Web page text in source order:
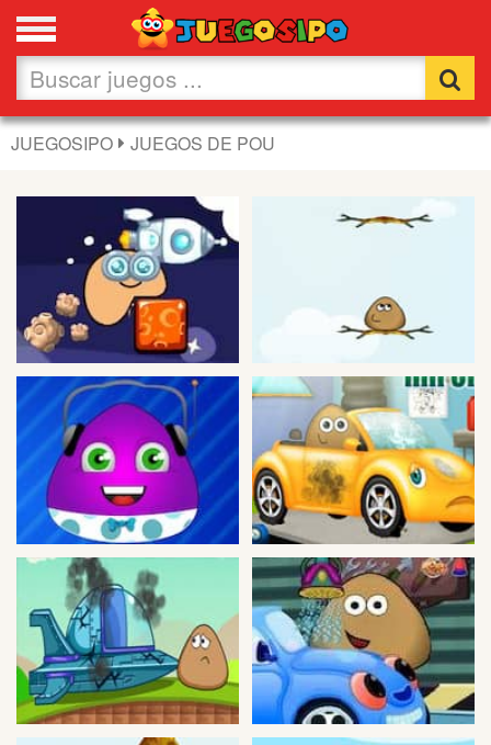
Favoritos
Nuevos
Carros
Acción
Chicas
Fútbol
Peleas
Deportes
Puntería
Puzzles
JUEGOSIPO JUEGOS DE POU